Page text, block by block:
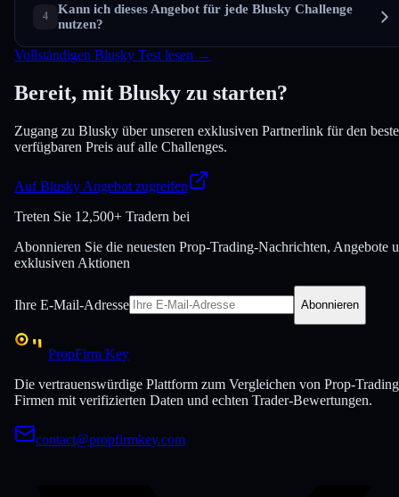
Kann ich dieses Angebot für jede Blusky Challenge
nutzen?
Vollständigen Blusky Test lesen →
Bereit, mit Blusky zu starten?
Zugang zu Blusky über unseren exklusiven Partnerlink für den
verfügbaren Preis auf alle Challenges.
Auf Blusky Angebot zugreifen
Treten Sie 12,500+ Tradern bei
Abonnieren Sie die neuesten Prop-Trading-Nachrichten, Angebote
exklusiven Aktionen
Ihre E-Mail-Adresse Abonnieren
PropFirm Key
Die vertrauenswürdige Plattform zum Vergleichen von Prop-
Firmen mit verifizierten Daten und echten Trader-Bewertungen.
contact@propfirmkey.com